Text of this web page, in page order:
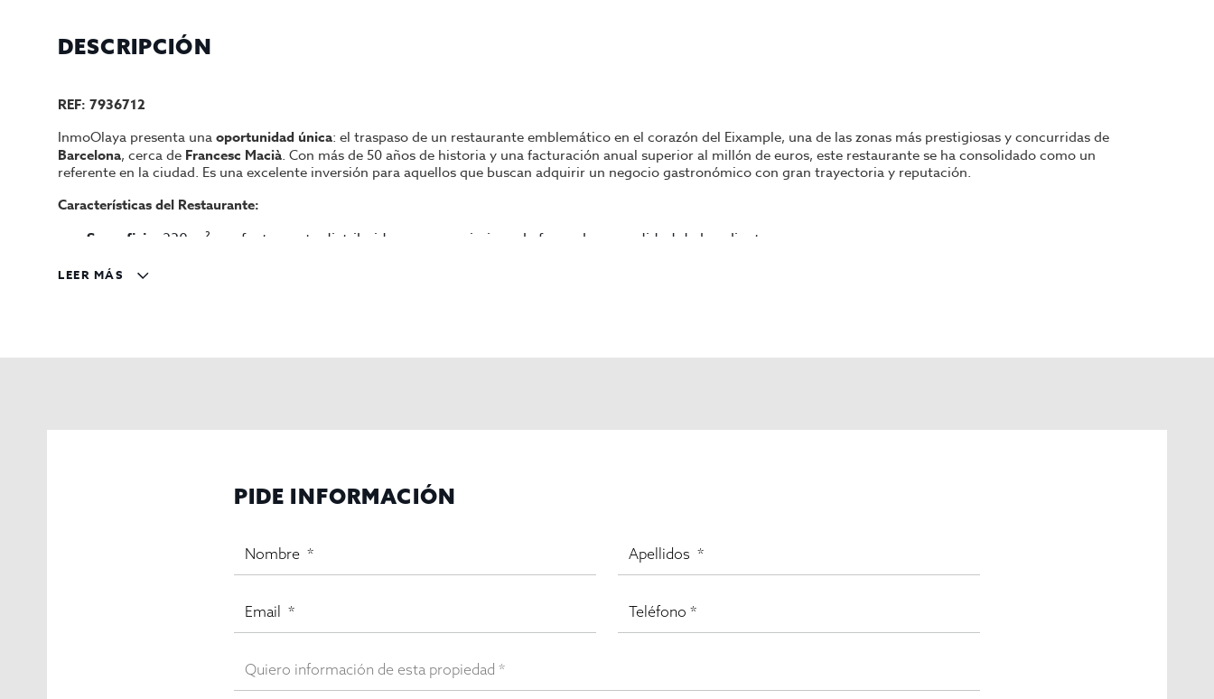
DESCRIPCIÓN
REF: 7936712
InmoOlaya presenta unaoportunidad única: el traspaso de un restaurante emblemático en el corazón del Eixample, una de las zonas más prestigiosas y concurridas de
Barcelona, cerca de Francesc Macià. Con más de 50 años de historia y una facturación anual superior al millón de euros, este restaurante se ha consolidado como un
referente en la ciudad. Es una excelente inversión para aquellos que buscan adquirir un negocio gastronómico con gran trayectoria y reputación.
Características del Restaurante:
Superficie
: 230 m², perfectamente distribuidos para maximizar el aforo y la comodidad de los clientes.
Terraza : Espacio exterior con 6 mesas, capacidad para 24 personas, perfecta para disfrutar del clima mediterráneo.
El Eixample es una de las áreas más demandadas deBarcelona, no solo por su arquitectura modernista y calles emblemáticas comoPasseig de Gràcia, sino también por su
Barcelona es conocida en todo el mundo por su ricacultura gastronómica
una transacción fluida y profesional. Con nuestro equipo de expertos, recibirás asesoramiento personalizado y confidencial para garantizar que esta inversión sea un éxito.
No dejes pasar esta oportunidad única de adquirir un restaurante históricoen una de las mejores zonas de Barcelona. ¡Contacta con InmoOlaya para más información y
LEER MÁS
PIDE INFORMACIÓN